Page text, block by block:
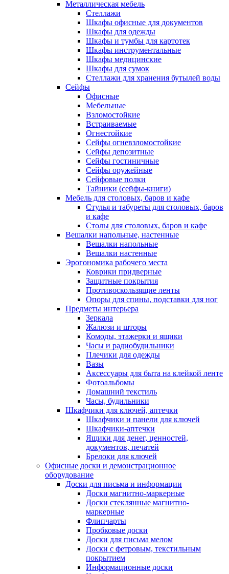
Металлическая мебель
Стеллажи
Шкафы офисные для документов
Шкафы для одежды
Шкафы и тумбы для картотек
Шкафы инструментальные
Шкафы медицинские
Шкафы для сумок
Стеллажи для хранения бутылей воды
Сейфы
Офисные
Мебельные
Взломостойкие
Встраиваемые
Огнестойкие
Сейфы огневзломостойкие
Сейфы депозитные
Сейфы гостиничные
Сейфы оружейные
Сейфовые полки
Тайники (сейфы-книги)
Мебель для столовых, баров и кафе
Стулья и табуреты для столовых, баров
и кафе
Столы для столовых, баров и кафе
Вешалки напольные, настенные
Вешалки напольные
Вешалки настенные
Эрогономика рабочего места
Коврики придверные
Защитные покрытия
Противоскользящие ленты
Опоры для спины, подставки для ног
Предметы интерьера
Зеркала
Жалюзи и шторы
Комоды, этажерки и ящики
Часы и радиобудильники
Плечики для одежды
Вазы
Аксессуары для быта на клейкой ленте
Фотоальбомы
Домашний текстиль
Часы, будильники
Шкафчики для ключей, аптечки
Шкафчики и панели для ключей
Шкафчики-аптечки
Ящики для денег, ценностей,
документов, печатей
Брелоки для ключей
Офисные доски и демонстрационное
оборудование
Доски для письма и информации
Доски магнитно-маркерные
Доски стеклянные магнитно-
маркерные
Флипчарты
Пробковые доски
Доски для письма мелом
Доски с фетровым, текстильным
покрытием
Информационные доски